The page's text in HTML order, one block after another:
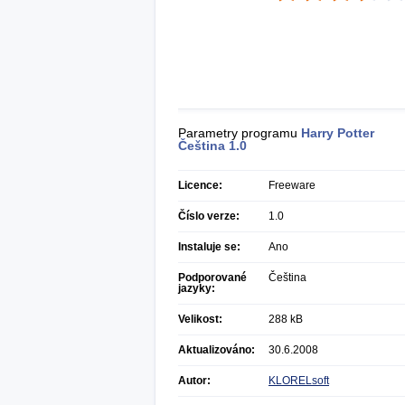
Parametry programu Harry Potter
Čeština 1.0
Licence: Freeware
Číslo verze: 1.0
Instaluje se: Ano
Podporované
jazyky:
Čeština
Velikost: 288 kB
Aktualizováno: 30.6.2008
Autor: KLORELsoft